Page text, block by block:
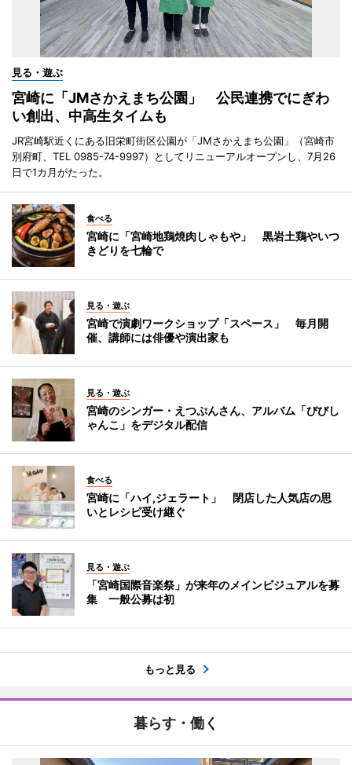
見る・遊ぶ
宮崎に「JMさかえまち公園」 公民連携でにぎわ
い創出、中高生タイムも
JR宮崎駅近くにある旧栄町街区公園が「JMさかえまち公園」（宮崎市
別府町、TEL 0985-74-9997）としてリニューアルオープンし、7月26
日で1カ月がたった。
食べる
宮崎に「宮崎地鶏焼肉しゃもや」 黒岩土鶏やいつ
きどりを七輪で
見る・遊ぶ
宮崎で演劇ワークショップ「スペース」 毎月開
催、講師には俳優や演出家も
見る・遊ぶ
宮崎のシンガー・えつぷんさん、アルバム「びびし
ゃんこ」をデジタル配信
食べる
宮崎に「ハイ,ジェラート」 閉店した人気店の思
いとレシピ受け継ぐ
見る・遊ぶ
「宮崎国際音楽祭」が来年のメインビジュアルを募
集 一般公募は初
もっと見る
暮らす・働く